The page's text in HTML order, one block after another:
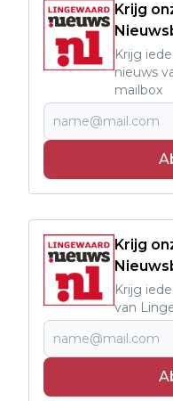
Krijg
Krijg
nieuws
mailbox
Krijg
Krijg
van